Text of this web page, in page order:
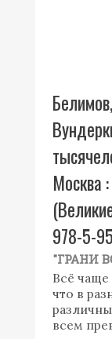
978-5-
"ГРАНИ
Всё
что в
всем